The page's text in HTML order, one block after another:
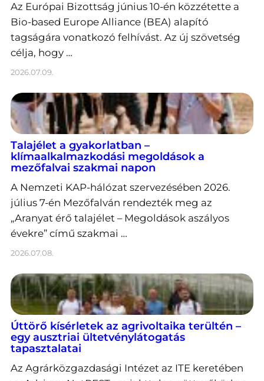
Az Európai Bizottság június 10-én közzétette a
Bio-based Europe Alliance (BEA) alapító
tagságára vonatkozó felhívást. Az új szövetség
célja, hogy …
2026.07.09.
Talajélet a gyakorlatban –
klímaalkalmazkodási megoldások a
mezőfalvai szakmai napon
A Nemzeti KAP-hálózat szervezésében 2026.
július 7-én Mezőfalván rendezték meg az
„Aranyat érő talajélet – Megoldások aszályos
évekre” című szakmai …
2026.07.08.
Úttörő kísérletek az agrivoltaika terültén –
egy ausztriai ültetvénylátogatás
tapasztalatai
Az Agrárközgazdasági Intézet az ITE keretében